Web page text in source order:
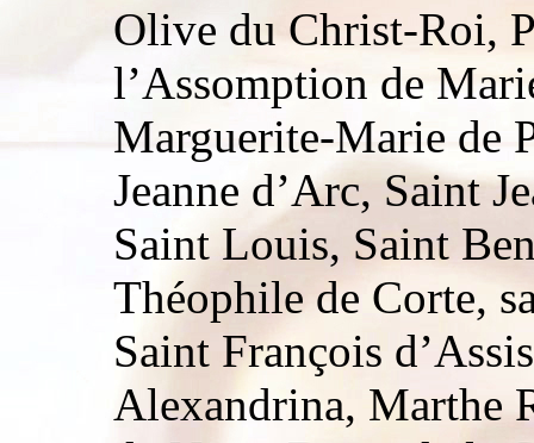
Olive du Christ-Roi,
l’Assomption de
Marguerite-Marie de
Jeanne d’Arc, Saint
Saint Louis, Saint
Théophile de Corte,
Saint François
Alexandrina, Marthe